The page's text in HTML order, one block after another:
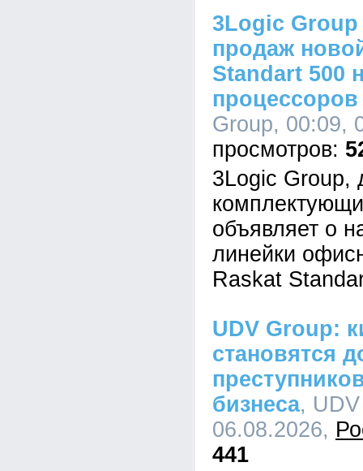
3Logic Group
продаж
Standart 500
Group, 00:09,
3Logic Group,
объявляет о
линейки
Raskat
UDV Group:
становятся
бизнеса,
06.08.2026,
441